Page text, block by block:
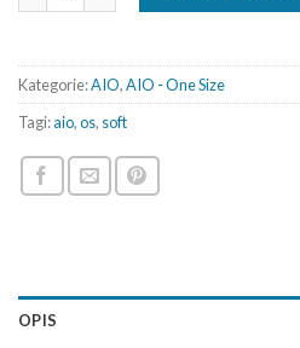
Kategorie:AIO,AIO - One Size
Tagi:aio,os, soft
OPIS